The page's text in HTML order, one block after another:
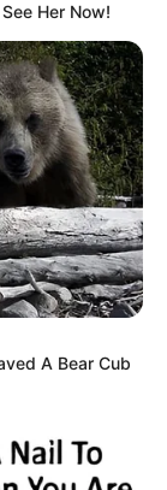
Her Now!
A Bear Cub